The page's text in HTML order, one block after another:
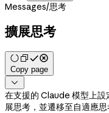
Messages/思考
擴展思考
Copy page

在支援的 Claude 模型上
展思考，並遷移至自適應思